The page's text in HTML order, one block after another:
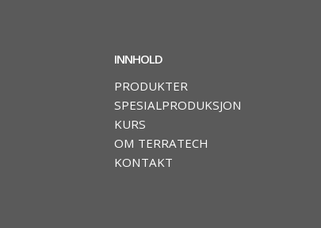
INNHOLD
PRODUKTER
SPESIALPRODUKSJON
KURS
OM TERRATECH
KONTAKT